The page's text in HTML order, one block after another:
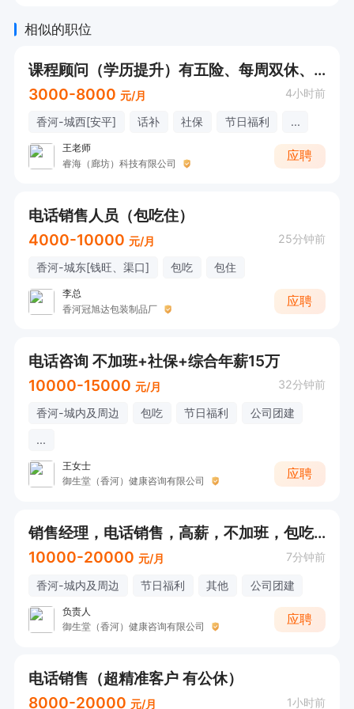
相似的职位
课程顾问（学历提升）有五险、每周双休、早8点半-下午5点半
3000-8000 元/月 4小时前
香河-城西[安平] 话补 社保 节日福利 ...
王老师
睿海（廊坊）科技有限公司
应聘
电话销售人员（包吃住）
4000-10000 元/月 25分钟前
香河-城东[钱旺、渠口] 包吃 包住
李总
香河冠旭达包装制品厂
应聘
电话咨询 不加班+社保+综合年薪15万
10000-15000 元/月 32分钟前
香河-城内及周边 包吃 节日福利
公司团建
...
王女士
御生堂（香河）健康咨询有限公司
应聘
销售经理，电话销售，高薪，不加班，包吃，有保险
10000-20000 元/月 7分钟前
香河-城内及周边 节日福利 其他 公司团建
负责人
御生堂（香河）健康咨询有限公司
应聘
电话销售（超精准客户 有公休）
8000-20000 元/月 1小时前